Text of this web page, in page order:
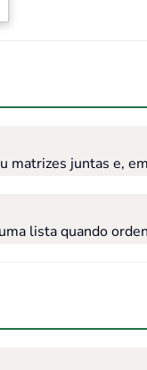
matrizes juntas e,
lista quando